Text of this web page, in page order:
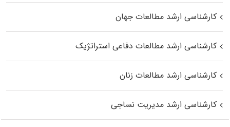
کارشناسی ارشد مطالعات جهان
کارشناسی ارشد مطالعات دفاعی استراتژیک
کارشناسی ارشد مطالعات زنان
کارشناسی ارشد مدیریت نساجی